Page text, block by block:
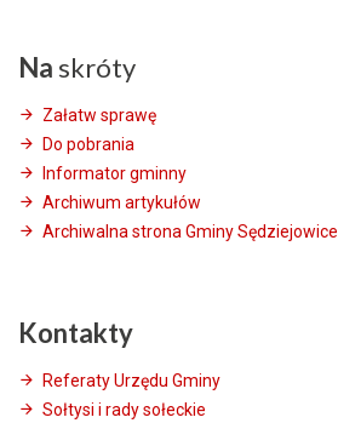
Na skróty
Załatw sprawę
Do pobrania
Informator gminny
Archiwum artykułów
Archiwalna strona Gminy Sędziejowice
Kontakty
Referaty Urzędu Gminy
Sołtysi i rady sołeckie